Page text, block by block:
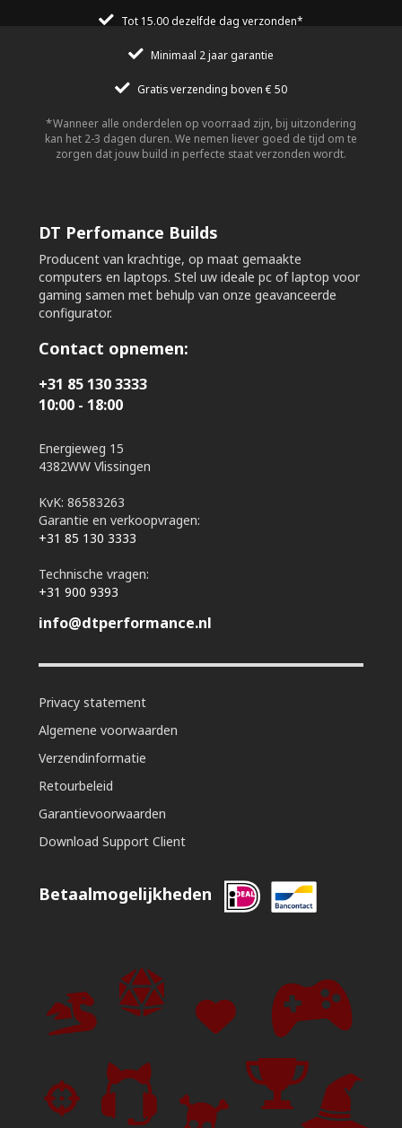
Tot 15.00 dezelfde dag verzonden*
Minimaal 2 jaar garantie
Gratis verzending boven € 50
Wanneer alle onderdelen op voorraad zijn, bij uitzondering
kan het 2-3 dagen duren. We nemen liever goed de tijd om te
zorgen dat jouw build in perfecte staat verzonden wordt.
DT Perfomance Builds
Producent van krachtige, op maat gemaakte
computers en laptops. Stel uw ideale pc of laptop voor
gaming samen met behulp van onze geavanceerde
configurator.
Contact opnemen:
+31 85 130 3333
10:00 - 18:00
Energieweg 15
4382WW Vlissingen
KvK: 86583263
Garantie en verkoopvragen:
+31 85 130 3333
Technische vragen:
+31 900 9393
info@dtperformance.nl
Privacy statement
Algemene voorwaarden
Verzendinformatie
Retourbeleid
Garantievoorwaarden
Download Support Client
Betaalmogelijkheden